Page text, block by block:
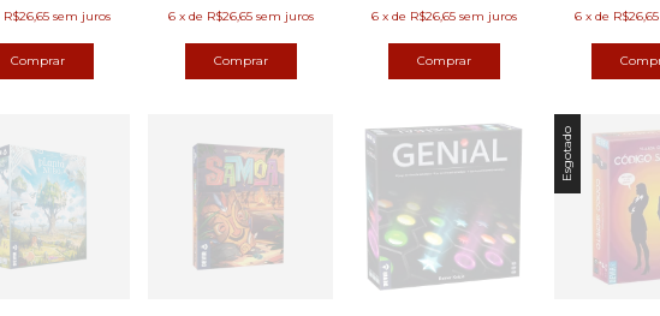
R$26,65 sem juros 6 x de R$26,65 sem juros 6 x de R$26,65 sem juros 6 x de R$26,65
Esgotado